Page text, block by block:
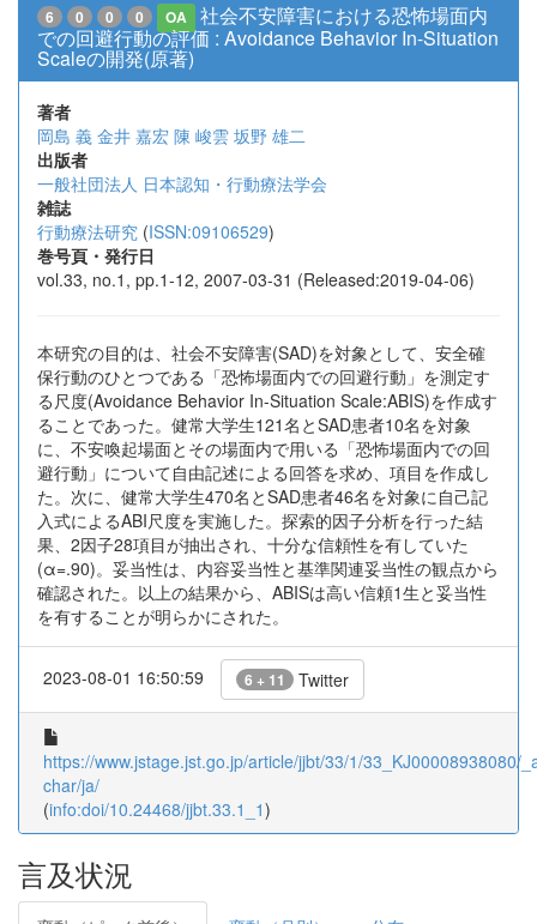
6 0 0 0 OA
社会不安障害における恐怖場面内
での回避行動の評価 : Avoidance Behavior In-Situation
Scaleの開発(原著)
著者
岡島 義 金井 嘉宏 陳 峻雲 坂野 雄二
出版者
一般社団法人 日本認知・行動療法学会
雑誌
行動療法研究 (ISSN:09106529)
巻号頁・発行日
vol.33, no.1, pp.1-12, 2007-03-31 (Released:2019-04-06)
本研究の目的は、社会不安障害(SAD)を対象として、安全確
保行動のひとつである「恐怖場面内での回避行動」を測定す
る尺度(Avoidance Behavior In-Situation Scale:ABIS)を作成す
ることであった。健常大学生121名とSAD患者10名を対象
に、不安喚起場面とその場面内で用いる「恐怖場面内での回
避行動」について自由記述による回答を求め、項目を作成し
た。次に、健常大学生470名とSAD患者46名を対象に自己記
入式によるABI尺度を実施した。探索的因子分析を行った結
果、2因子28項目が抽出され、十分な信頼性を有していた
(α=.90)。妥当性は、内容妥当性と基準関連妥当性の観点から
確認された。以上の結果から、ABISは高い信頼1生と妥当性
を有することが明らかにされた。
2023-08-01 16:50:59 6 + 11 Twitter
https://www.jstage.jst.go.jp/article/jjbt/33/1/33_KJ00008938080/
char/ja/
(info:doi/10.24468/jjbt.33.1_1)
言及状況